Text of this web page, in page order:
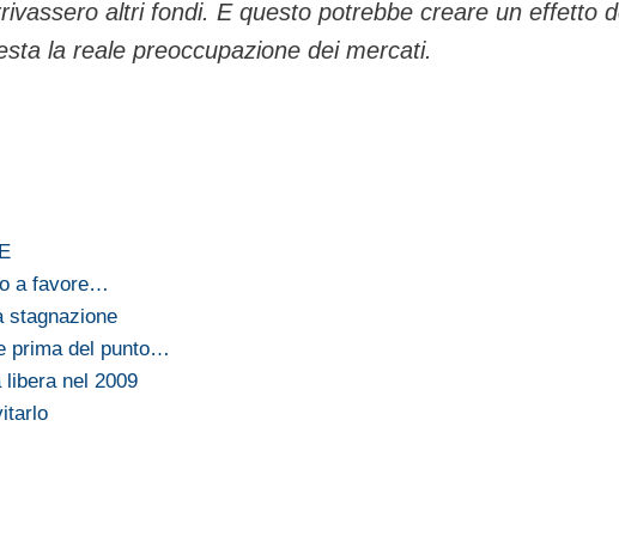
altri fondi. E questo potrebbe creare un effetto
la reale preoccupazione dei mercati.
a favore…
stagnazione
prima del punto…
nel 2009